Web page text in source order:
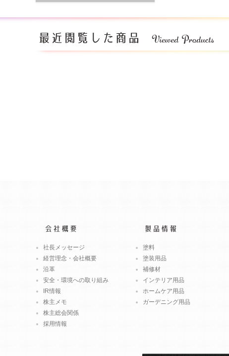
社長メッセージ
経営理念・会社概要
沿革
安全・環境への取り組み
IR情報
株主メモ
株主総会関係
採用情報
塗料
塗装用品
補修材
インテリア用品
ホームケア用品
ガーデニング用品